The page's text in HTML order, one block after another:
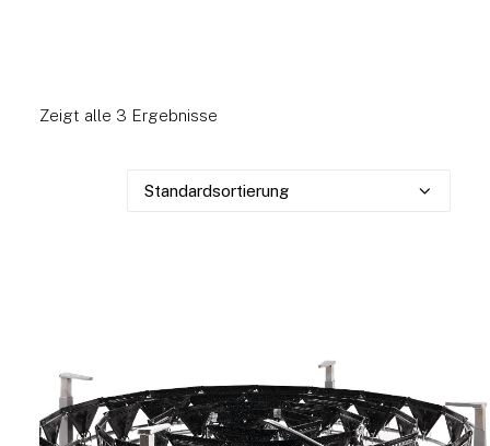
Zeigt alle 3 Ergebnisse